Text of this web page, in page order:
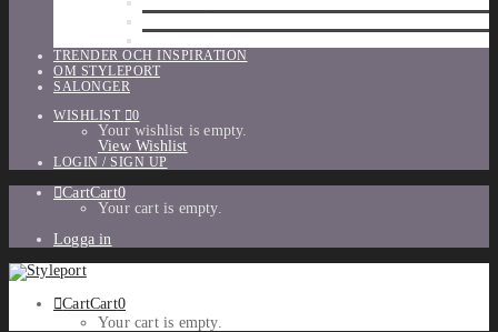
TRENDER OCH INSPIRATION
OM STYLEPORT
SALONGER
WISHLIST
0
Your wishlist is empty.
View Wishlist
LOGIN / SIGN UP
CartCart0
Your cart is empty.
Logga in
CartCart0
Your cart is empty.